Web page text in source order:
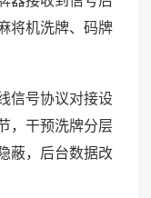
将机洗牌、码牌
信号协议对接设
，干预洗牌分层
蔽，后台数据改